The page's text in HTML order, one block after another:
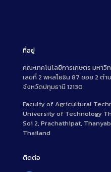
ที่อยู่
คณะเทคโนโลยีการเกษตร มหา
เลขที่ 2 พหลโยธิน 87 ซอย 2 ต
จังหวัดปทุมธานี 12130
Faculty of Agricultural
University of Technology
Soi 2, Prachathipat,
Thailand
ติดต่อ